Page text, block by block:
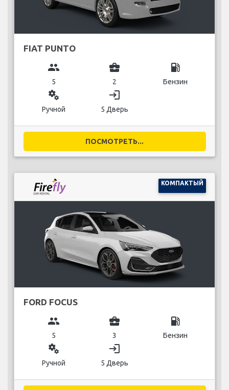
FIAT PUNTO
group
5
business_center
2
local_gas_station
Бензин
miscellaneous_services
Ручной
login
5 Дверь
ПОСМОТРЕТЬ...
КОМПАКТЫЙ
FORD FOCUS
group
5
business_center
3
local_gas_station
Бензин
miscellaneous_services
Ручной
login
5 Дверь